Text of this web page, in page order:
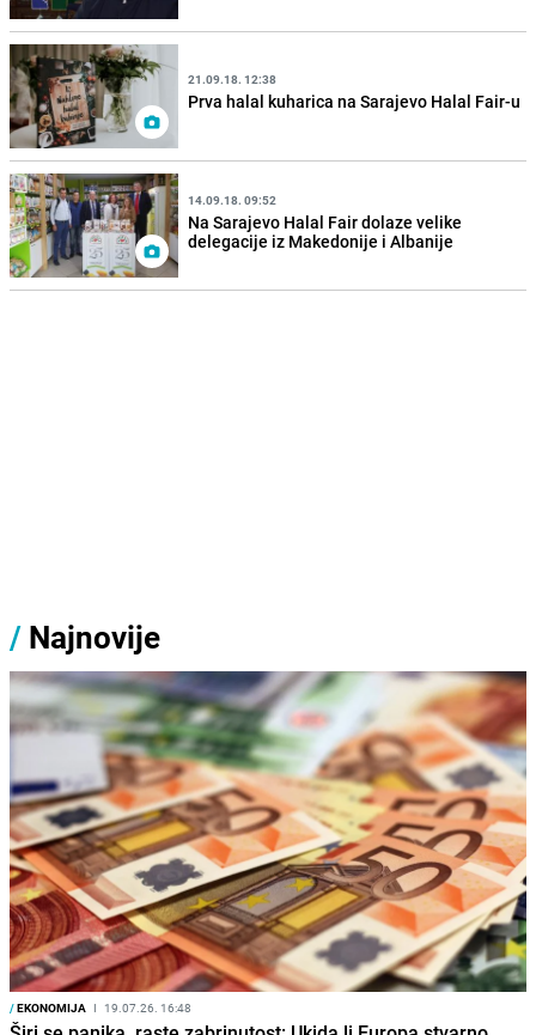
21.09.18. 12:38
Prva halal kuharica na Sarajevo Halal Fair-u
14.09.18. 09:52
Na Sarajevo Halal Fair dolaze velike
delegacije iz Makedonije i Albanije
/ Najnovije
/EKONOMIJA I 19.07.26. 16:48